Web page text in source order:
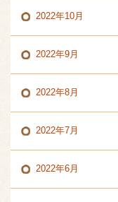
2022年10月
2022年9月
2022年8月
2022年7月
2022年6月